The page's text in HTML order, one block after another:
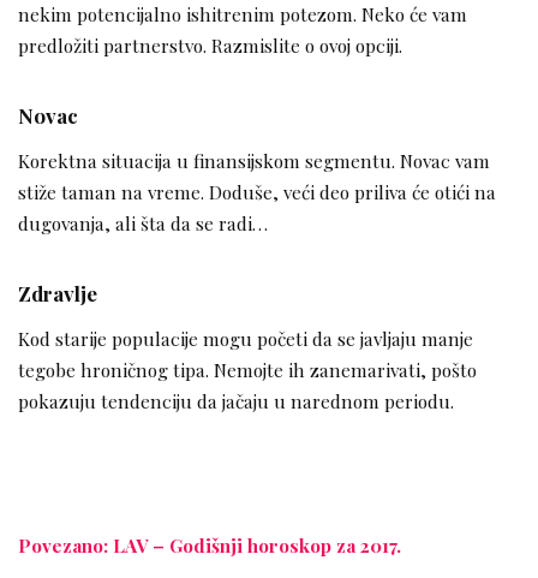
nekim potencijalno ishitrenim potezom. Neko će vam
predložiti partnerstvo. Razmislite o ovoj opciji.
Novac
Korektna situacija u finansijskom segmentu. Novac vam
stiže taman na vreme. Doduše, veći deo priliva će otići na
dugovanja, ali šta da se radi…
Zdravlje
Kod starije populacije mogu početi da se javljaju manje
tegobe hroničnog tipa. Nemojte ih zanemarivati, pošto
pokazuju tendenciju da jačaju u narednom periodu.
Povezano: LAV – Godišnji horoskop za 2017.